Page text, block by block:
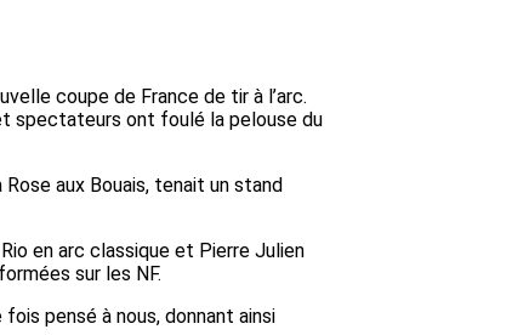
coupe de France de tir à l’arc.
spectateurs ont foulé la pelouse du
aux Bouais, tenait un stand
en arc classique et Pierre Julien
sur les NF.
pensé à nous, donnant ainsi